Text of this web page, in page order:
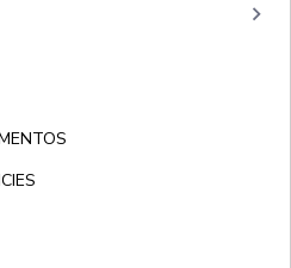
keyboard_arrow_right